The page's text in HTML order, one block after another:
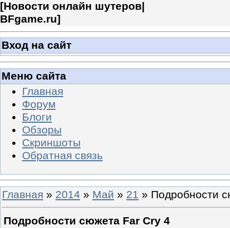
[Новости онлайн шутеров|
BFgame.ru]
Вход на сайт
Меню сайта
Главная
Форум
Блоги
Обзоры
Скриншоты
Обратная связь
Главная » 2014 » Май » 21 » Подробности
Подробности сюжета Far Cry 4